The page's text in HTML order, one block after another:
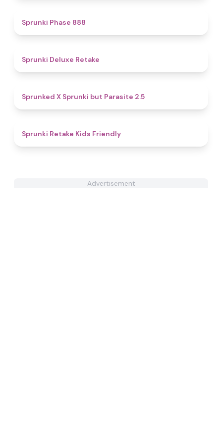
Sprunki Phase 888
Sprunki Deluxe Retake
Sprunked X Sprunki but Parasite 2.5
Sprunki Retake Kids Friendly
Advertisement